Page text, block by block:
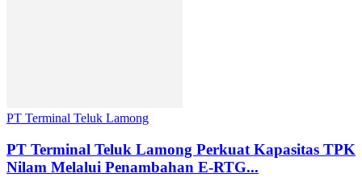
PT Terminal Teluk Lamong
PT Terminal Teluk Lamong Perkuat Kapasitas TPK
Nilam Melalui Penambahan E-RTG...